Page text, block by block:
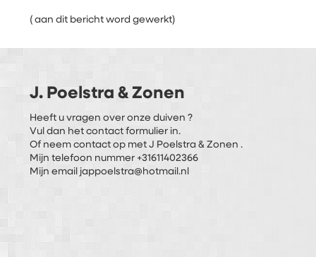
( aan dit bericht word gewerkt)
J. Poelstra & Zonen
Heeft u vragen over onze duiven ?
Vul dan het contact formulier in.
Of neem contact op met J Poelstra & Zonen .
Mijn telefoon nummer +31611402366
Mijn email jappoelstra@hotmail.nl